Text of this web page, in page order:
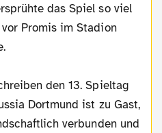
das Spiel so viel
Promis im Stadion
den 13. Spieltag
Dortmund ist zu Gast,
verbunden und